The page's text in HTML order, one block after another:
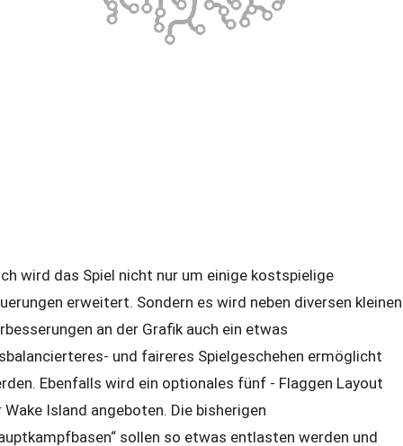
wird das Spiel nicht nur um einige kostspielige
erweitert. Sondern es wird neben diversen kleinen
an der Grafik auch ein etwas
und faireres Spielgeschehen ermöglicht
Ebenfalls wird ein optionales fünf - Flaggen Layout
Wake Island angeboten. Die bisherigen
sollen so etwas entlasten werden und